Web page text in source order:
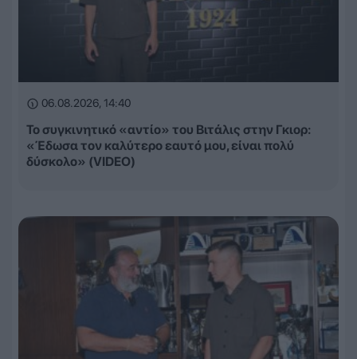
06.08.2026, 14:40
Το συγκινητικό «αντίο» του Βιτάλις στην Γκιορ:
«Έδωσα τον καλύτερο εαυτό μου, είναι πολύ
δύσκολο» (VIDEO)